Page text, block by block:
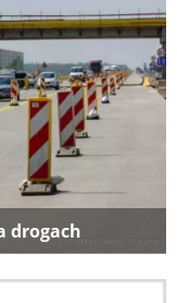
drogach